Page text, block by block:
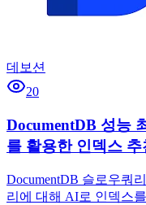
데보션
20
DocumentDB 성능
를 활용한 인덱스 추
DocumentDB 슬로우쿼
리에 대해 AI로 인덱스